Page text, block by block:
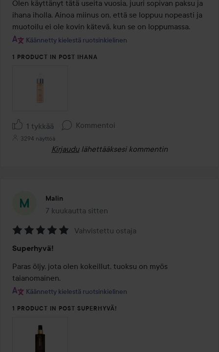
5
Olen käyttänyt tätä useita vuosia, juuri sopivan paksu ja
ihana iholla. Ainoa miinus on, että se loppuu nopeasti ja
muotoilu ei ole kovin kätevä, kun se on loppumassa.
Käännetty kielestä ruotsinkielinen
1 PRODUCT IN POST IHANA
1 tykkää Kommentoi
3294 näyttöä
Kirjaudu lähettääksesi kommentin
Malin
7 kuukautta sitten
Viesti luotiin 7 kuukautta sitten
5
/
5
Vahvistettu ostaja
Superhyvä!
Paras öljy, jota olen kokeillut, tuoksu on myös
taianomainen.
Käännetty kielestä ruotsinkielinen
1 PRODUCT IN POST SUPERHYVÄ!